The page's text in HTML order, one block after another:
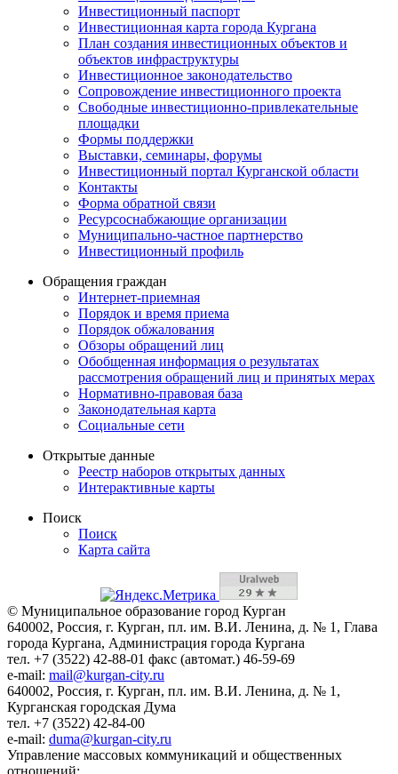
Инвестиционный паспорт
Инвестиционная карта города Кургана
План создания инвестиционных объектов и
объектов инфраструктуры
Инвестиционное законодательство
Сопровождение инвестиционного проекта
Свободные инвестиционно-привлекательные
площадки
Формы поддержки
Выставки, семинары, форумы
Инвестиционный портал Курганской области
Контакты
Форма обратной связи
Ресурсоснабжающие организации
Муниципально-частное партнерство
Инвестиционный профиль
Обращения граждан
Интернет-приемная
Порядок и время приема
Порядок обжалования
Обзоры обращений лиц
Обобщенная информация о результатах
рассмотрения обращений лиц и принятых мерах
Нормативно-правовая база
Законодательная карта
Социальные сети
Открытые данные
Реестр наборов открытых данных
Интерактивные карты
Поиск
Поиск
Карта сайта
© Муниципальное образование город Курган
640002, Россия, г. Курган, пл. им. В.И. Ленина, д. № 1, Глава
города Кургана, Администрация города Кургана
тел. +7 (3522) 42-88-01 факс (автомат.) 46-59-69
e-mail: mail@kurgan-city.ru
640002, Россия, г. Курган, пл. им. В.И. Ленина, д. № 1,
Курганская городская Дума
тел. +7 (3522) 42-84-00
e-mail: duma@kurgan-city.ru
Управление массовых коммуникаций и общественных
отношений: